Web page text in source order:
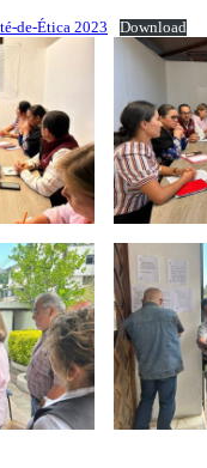
de-Ética 2023 Download